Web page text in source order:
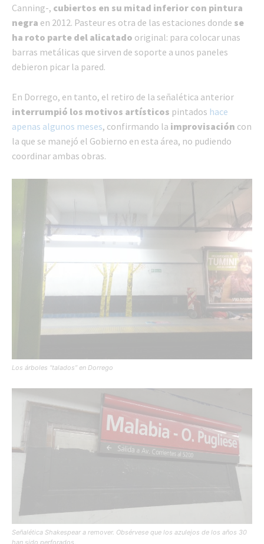
Canning-, cubiertos en su mitad inferior con pintura
negra en 2012. Pasteur es otra de las estaciones donde se
ha roto parte del alicatado original: para colocar unas
barras metálicas que sirven de soporte a unos paneles
debieron picar la pared.
En Dorrego, en tanto, el retiro de la señalética anterior
interrumpió los motivos artísticos pintados hace
apenas algunos meses, confirmando la improvisación con
la que se manejó el Gobierno en esta área, no pudiendo
coordinar ambas obras.
Los árboles “talados” en Dorrego
Señalética Shakespear a remover. Obsérvese que los azulejos de los años 30
han sido perforados.